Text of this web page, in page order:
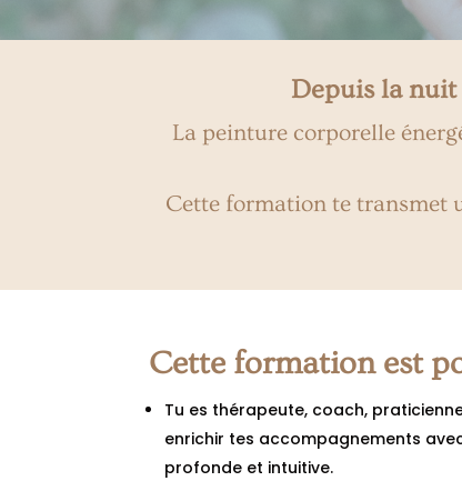
Depuis la nuit
La peinture corporelle
Cette formation te transmet
Cette formation est
Tu es thérapeute, coach,
enrichir tes accompagnements
profonde et intuitive.